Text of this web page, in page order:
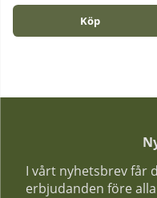
Köp
I vårt nyhetsbrev får
erbjudanden före